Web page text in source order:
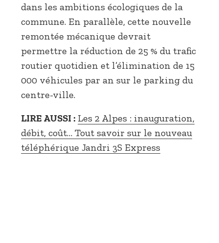
dans les ambitions écologiques de la
commune. En parallèle, cette nouvelle
remontée mécanique devrait
permettre la réduction de 25 % du trafic
routier quotidien et l’élimination de 15
000 véhicules par an sur le parking du
centre-ville.
LIRE AUSSI : Les 2 Alpes : inauguration,
débit, coût… Tout savoir sur le nouveau
téléphérique Jandri 3S Express